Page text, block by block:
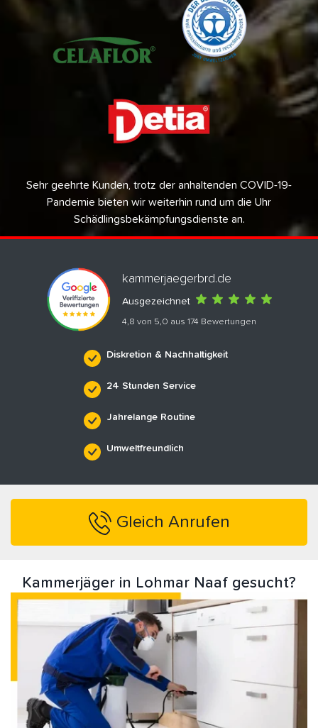
Sehr geehrte Kunden, trotz der anhaltenden COVID-19-
Pandemie bieten wir weiterhin rund um die Uhr
Schädlingsbekämpfungsdienste an.
kammerjaegerbrd.de
Ausgezeichnet
4,8 von 5,0 aus 174 Bewertungen
Diskretion & Nachhaltigkeit
24 Stunden Service
Jahrelange Routine
Umweltfreundlich
Gleich Anrufen
Kammerjäger in Lohmar Naaf gesucht?